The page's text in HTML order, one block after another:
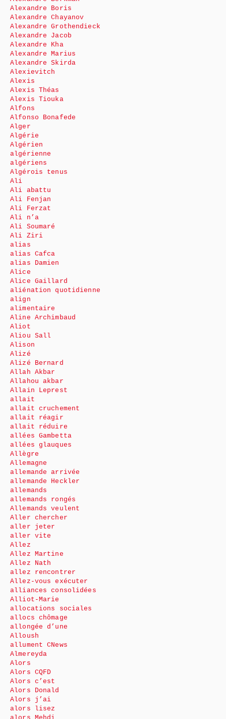
Alexandre Boris
Alexandre Chayanov
Alexandre Grothendieck
Alexandre Jacob
Alexandre Kha
Alexandre Marius
Alexandre Skirda
Alexievitch
Alexis
Alexis Théas
Alexis Tiouka
Alfons
Alfonso Bonafede
Alger
Algérie
Algérien
algérienne
algériens
Algérois tenus
Ali
Ali abattu
Ali Fenjan
Ali Ferzat
Ali n’a
Ali Soumaré
Ali Ziri
alias
alias Cafca
alias Damien
Alice
Alice Gaillard
aliénation quotidienne
align
alimentaire
Aline Archimbaud
Aliot
Aliou Sall
Alison
Alizé
Alizé Bernard
Allah Akbar
Allahou akbar
Allain Leprest
allait
allait cruchement
allait réagir
allait réduire
allées Gambetta
allées glauques
Allègre
Allemagne
allemande arrivée
allemande Heckler
allemands
allemands rongés
Allemands veulent
Aller chercher
aller jeter
aller vite
Allez
Allez Martine
Allez Nath
allez rencontrer
Allez-vous exécuter
alliances consolidées
Alliot-Marie
allocations sociales
allocs chômage
allongée d’une
Alloush
allument CNews
Almereyda
Alors
Alors CQFD
Alors c’est
Alors Donald
Alors j’ai
alors lisez